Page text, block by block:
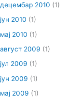
децембар 2010 (1)
јун 2010 (1)
мај 2010 (1)
август 2009 (1)
јул 2009 (1)
јун 2009 (1)
мај 2009 (1)